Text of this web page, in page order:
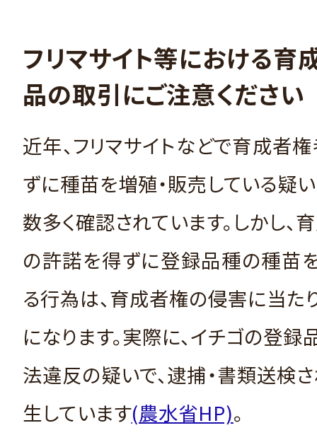
フリマサイト等における育
品の取引にご注意ください
近年、フリマサイトなどで育成者
ずに種苗を増殖・販売している疑
数多く確認されています。しかし、
の許諾を得ずに登録品種の種苗
る行為は、育成者権の侵害に当た
になります。実際に、イチゴの登録
法違反の疑いで、逮捕・書類送検
生しています(農水省HP)。